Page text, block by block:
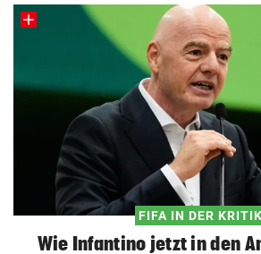
FIFA IN DER KRITIK
Wie Infantino jetzt in den